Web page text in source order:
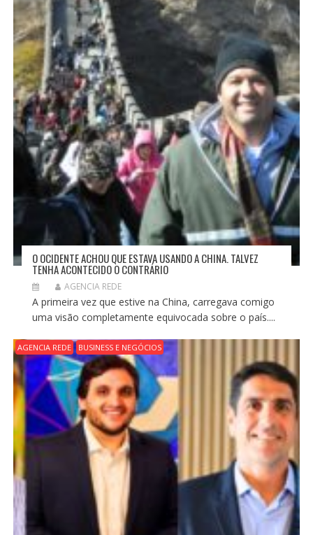
O OCIDENTE ACHOU QUE ESTAVA USANDO A CHINA. TALVEZ
TENHA ACONTECIDO O CONTRÁRIO
AGENCIA REDE
A primeira vez que estive na China, carregava comigo
uma visão completamente equivocada sobre o país....
AGENCIA REDE BUSINESS E NEGÓCIOS